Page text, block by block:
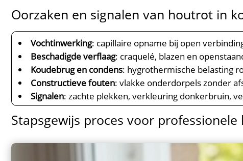
Oorzaken en signalen van houtrot in
Vochtinwerking: capillaire opname bij open
Beschadigde verflaag: craquelé, blazen en
Koudebrug en condens: hygrothermische belasting
Constructieve fouten: vlakke onderdorpels zonder
Signalen: zachte plekken, verkleuring donkerbruin,
Stapsgewijs proces voor